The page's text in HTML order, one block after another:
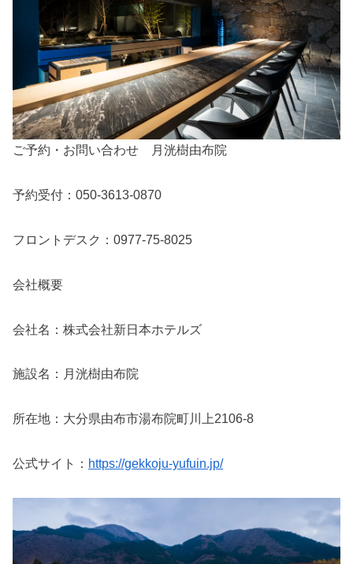
ご予約・お問い合わせ 月洸樹由布院
予約受付：050-3613-0870
フロントデスク：0977-75-8025
会社概要
会社名：株式会社新日本ホテルズ
施設名：月洸樹由布院
所在地：大分県由布市湯布院町川上2106-8
公式サイト： https://gekkoju-yufuin.jp/